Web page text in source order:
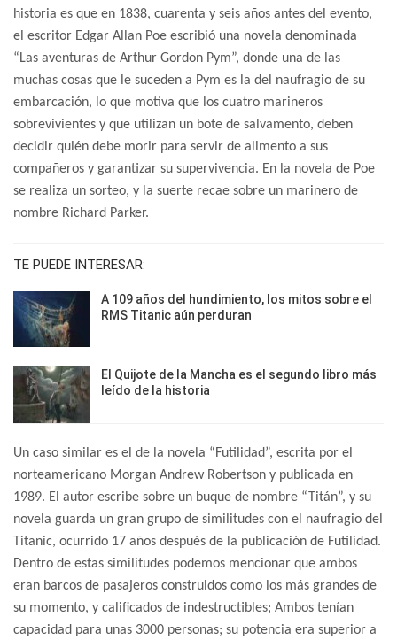
historia es que en 1838, cuarenta y seis años antes del evento,
el escritor Edgar Allan Poe escribió una novela denominada
“Las aventuras de Arthur Gordon Pym”, donde una de las
muchas cosas que le suceden a Pym es la del naufragio de su
embarcación, lo que motiva que los cuatro marineros
sobrevivientes y que utilizan un bote de salvamento, deben
decidir quién debe morir para servir de alimento a sus
compañeros y garantizar su supervivencia. En la novela de Poe
se realiza un sorteo, y la suerte recae sobre un marinero de
nombre Richard Parker.
TE PUEDE INTERESAR:
A 109 años del hundimiento, los mitos sobre el
RMS Titanic aún perduran
El Quijote de la Mancha es el segundo libro más
leído de la historia
Un caso similar es el de la novela “Futilidad”, escrita por el
norteamericano Morgan Andrew Robertson y publicada en
1989. El autor escribe sobre un buque de nombre “Titán”, y su
novela guarda un gran grupo de similitudes con el naufragio del
Titanic, ocurrido 17 años después de la publicación de Futilidad.
Dentro de estas similitudes podemos mencionar que ambos
eran barcos de pasajeros construidos como los más grandes de
su momento, y calificados de indestructibles; Ambos tenían
capacidad para unas 3000 personas; su potencia era superior a